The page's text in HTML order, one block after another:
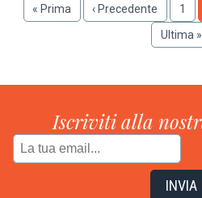
Paginazione
Prima
pagina
« Prima
Pagina
precedente
‹ Precedente 1
Ultima
pagina
Ultima »
Iscriviti alla